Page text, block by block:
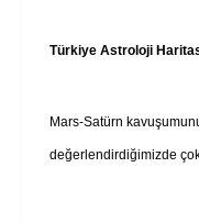
Türkiye Astroloji
Mars-Satürn
değerlendirdiğimizde